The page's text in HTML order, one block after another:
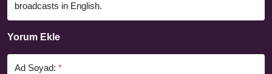
broadcasts in English.
Yorum Ekle
Ad Soyad: *